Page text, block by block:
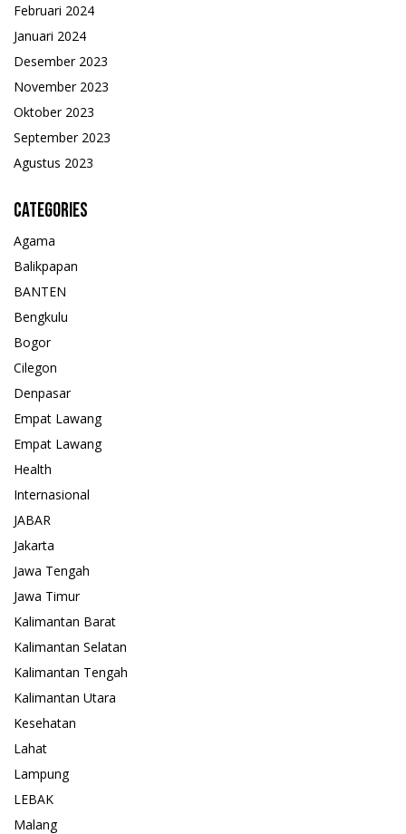
Februari 2024
Januari 2024
Desember 2023
November 2023
Oktober 2023
September 2023
Agustus 2023
Categories
Agama
Balikpapan
BANTEN
Bengkulu
Bogor
Cilegon
Denpasar
Empat Lawang
Empat Lawang
Health
Internasional
JABAR
Jakarta
Jawa Tengah
Jawa Timur
Kalimantan Barat
Kalimantan Selatan
Kalimantan Tengah
Kalimantan Utara
Kesehatan
Lahat
Lampung
LEBAK
Malang